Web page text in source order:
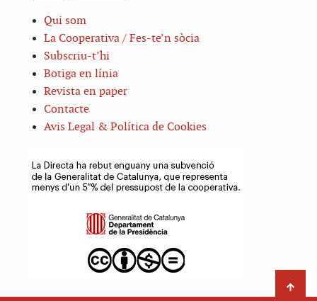
Qui som
La Cooperativa / Fes-te’n sòcia
Subscriu-t’hi
Botiga en línia
Revista en paper
Contacte
Avis Legal & Política de Cookies